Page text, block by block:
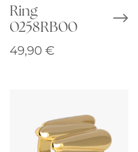
Ring
0258RB00
49,90 €